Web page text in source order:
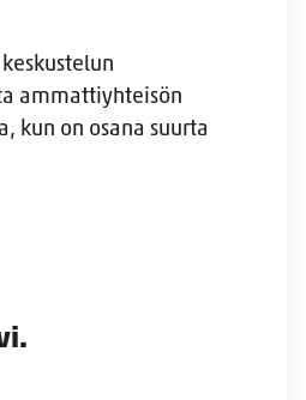
ammattiyhteisön
kun on osana suurta